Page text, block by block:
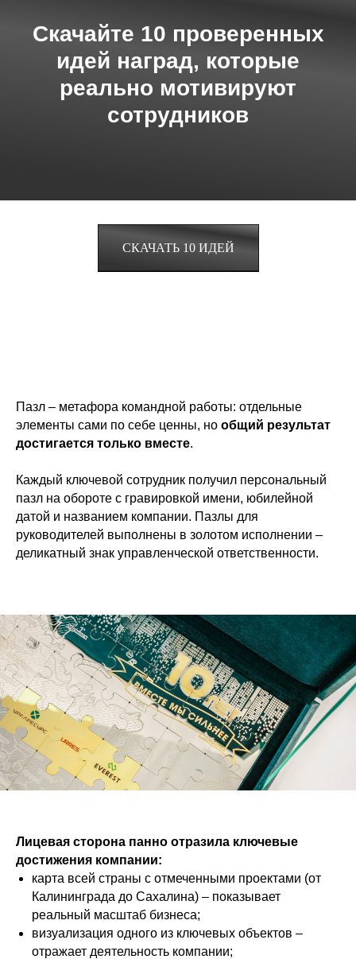
Скачайте 10 проверенных
идей наград, которые
реально мотивируют
сотрудников
СКАЧАТЬ 10 ИДЕЙ
Пазл – метафора командной работы: отдельные
элементы сами по себе ценны, но общий результат
достигается только вместе.
Каждый ключевой сотрудник получил персональный
пазл на обороте с гравировкой имени, юбилейной
датой и названием компании. Пазлы для
руководителей выполнены в золотом исполнении –
деликатный знак управленческой ответственности.
Лицевая сторона панно отразила ключевые
достижения компании:
карта всей страны с отмеченными проектами (от
Калининграда до Сахалина) – показывает
реальный масштаб бизнеса;
визуализация одного из ключевых объектов –
отражает деятельность компании;